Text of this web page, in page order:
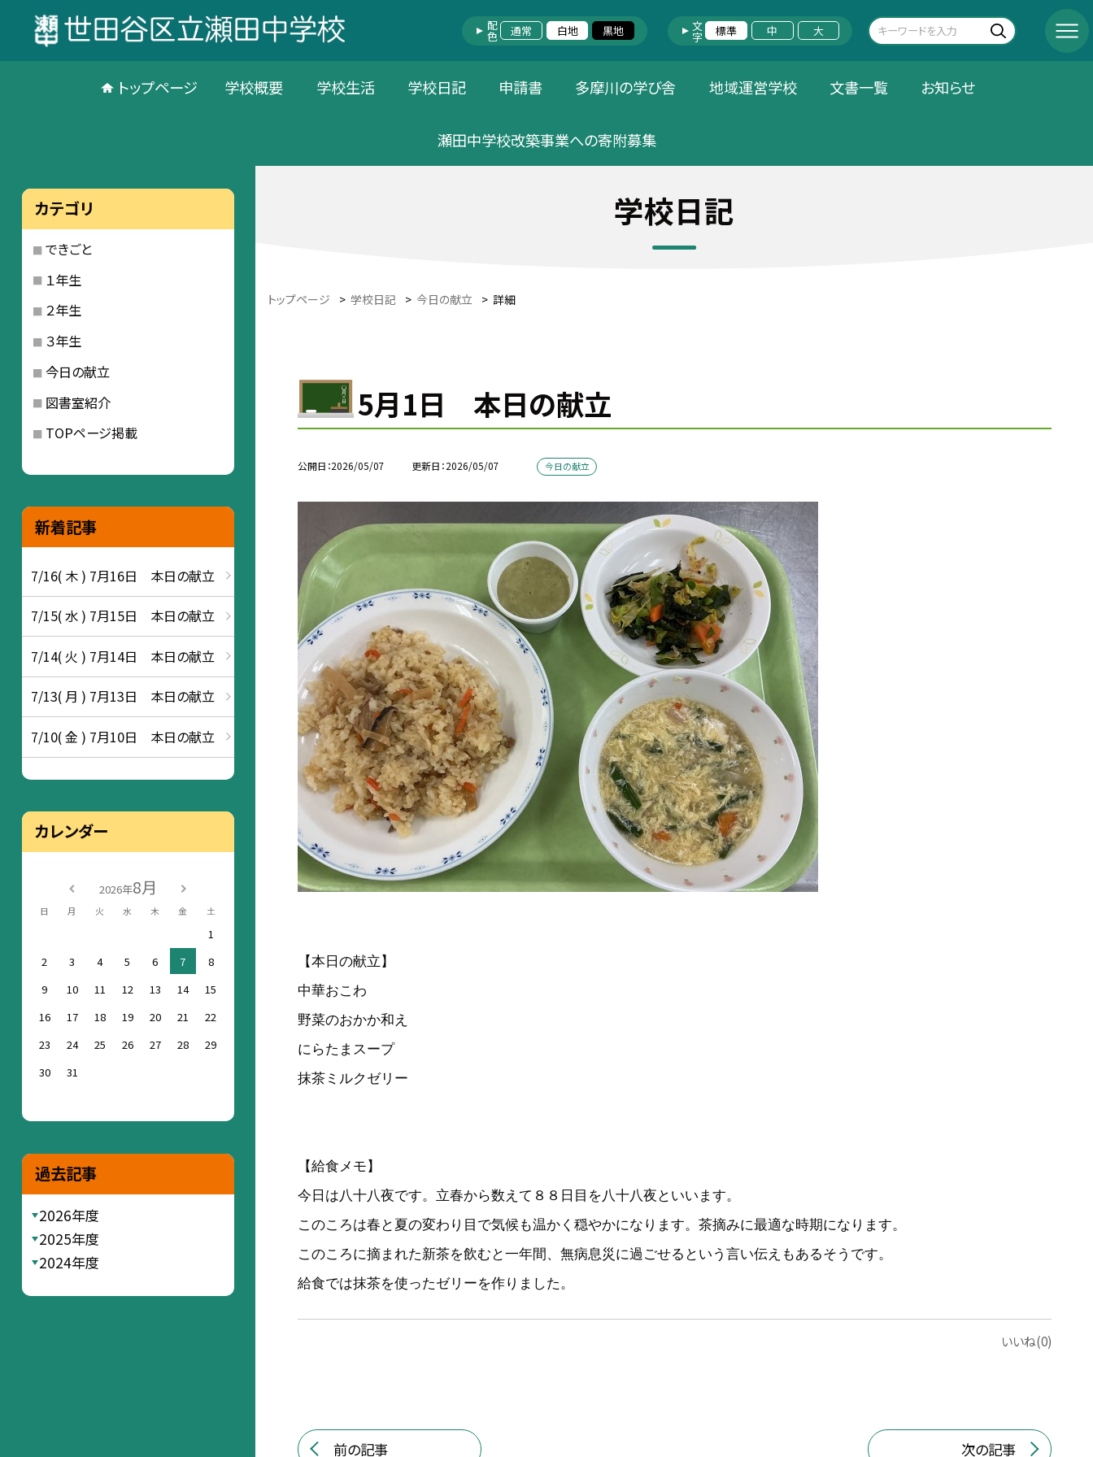
配色 通常 白地 黒地 文字 標準 中 大
トップページ 学校概要 学校生活 学校日記 申請書 多摩川の学び舎 地域運営学校 文書一覧 お知らせ
瀬田中学校改築事業への寄附募集
学校日記
トップページ > 学校日記 > 今日の献立 > 詳細
5月1日 本日の献立
公開日 2026/05/07 更新日 2026/05/07 今日の献立
【本日の献立】
中華おこわ
野菜のおかか和え
にらたまスープ
抹茶ミルクゼリー
【給食メモ】
今日は八十八夜です。立春から数えて８８日目を八十八夜といいます。
このころは春と夏の変わり目で気候も温かく穏やかになります。茶摘みに最適な時期になります。
このころに摘まれた新茶を飲むと一年間、無病息災に過ごせるという言い伝えもあるそうです。
給食では抹茶を使ったゼリーを作りました。
いいね(0)
前の記事 次の記事
カテゴリ
できごと
１年生
２年生
３年生
今日の献立
図書室紹介
TOPページ掲載
新着記事
7/16( 木 ) 7月16日 本日の献立
7/15( 水 ) 7月15日 本日の献立
7/14( 火 ) 7月14日 本日の献立
7/13( 月 ) 7月13日 本日の献立
7/10( 金 ) 7月10日 本日の献立
カレンダー
2026年8月
日 月 火 水 木 金 土
1
2
3 4 5 6 7
8
9
10 11 12 13 14
15
16
17 18 19 20 21
22
23
24 25 26 27 28
29
30
31
過去記事
2026年度
2025年度
2024年度